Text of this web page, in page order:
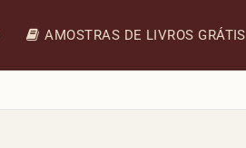
AMOSTRAS DE LIVROS GRÁTIS